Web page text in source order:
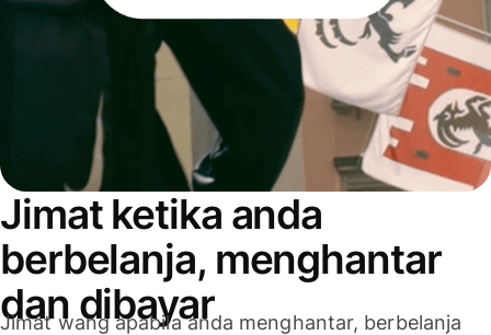
Jimat ketika anda
berbelanja, menghantar
dan dibayar
Jimat wang apabila anda menghantar, berbelanja